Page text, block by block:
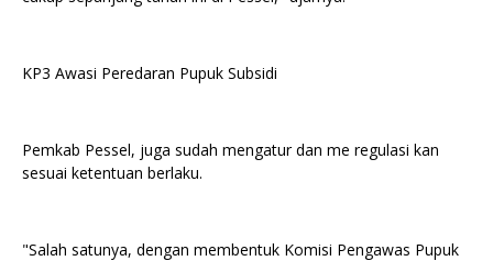
KP3 Awasi Peredaran Pupuk Subsidi
Pemkab Pessel, juga sudah mengatur dan me regulasi kan
sesuai ketentuan berlaku.
"Salah satunya, dengan membentuk Komisi Pengawas Pupuk